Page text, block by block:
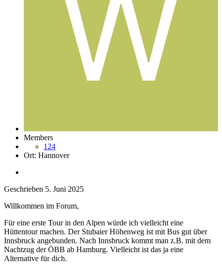
Members
124
Ort: Hannover
Geschrieben 5. Juni 2025
Willkommen im Forum,
Für eine erste Tour in den Alpen würde ich vielleicht eine
Hüttentour machen. Der Stubaier Höhenweg ist mit Bus gut über
Innsbruck angebunden. Nach Innsbruck kommt man z.B. mit dem
Nachtzug der ÖBB ab Hamburg. Vielleicht ist das ja eine
Alternative für dich.